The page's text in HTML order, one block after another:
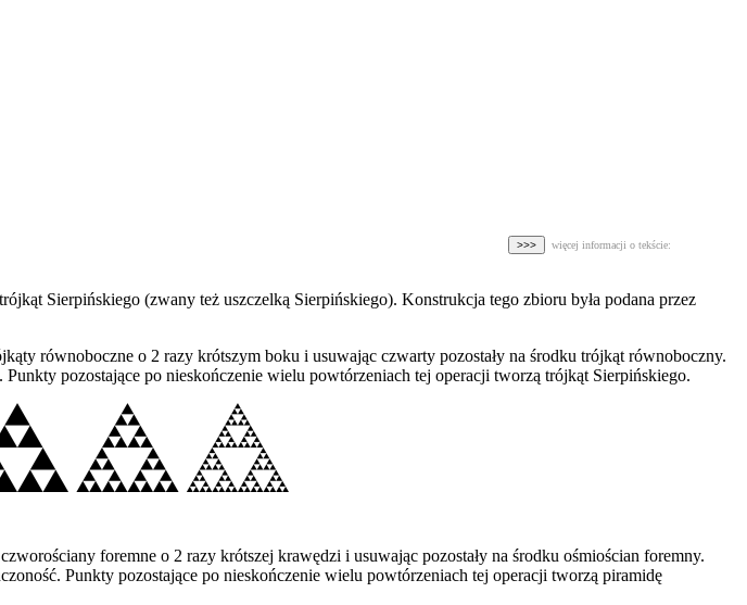
więcej informacji o tekście:
Sierpińskiego (zwany też uszczelką Sierpińskiego). Konstrukcja tego zbioru była podana przez
równoboczne o 2 razy krótszym boku i usuwając czwarty pozostały na środku trójkąt równoboczny.
pozostające po nieskończenie wielu powtórzeniach tej operacji tworzą trójkąt Sierpińskiego.
foremne o 2 razy krótszej krawędzi i usuwając pozostały na środku ośmiościan foremny.
Punkty pozostające po nieskończenie wielu powtórzeniach tej operacji tworzą piramidę